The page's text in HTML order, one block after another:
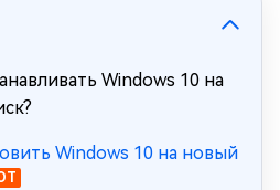
Windows 10 на
Windows 10 на новый